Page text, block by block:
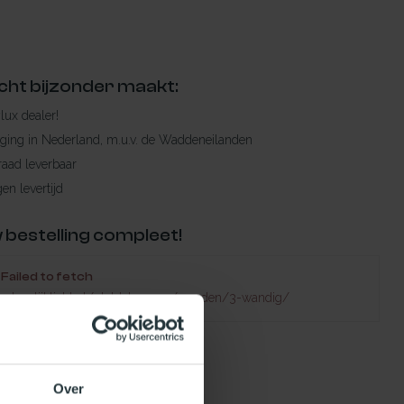
Over
bijzonder maakt:
dealer!
in Nederland, m.u.v. de Waddeneilanden
leverbaar
levertijd
bestelling compleet!
to fetch
platdakramen/wanden/3-wandig/